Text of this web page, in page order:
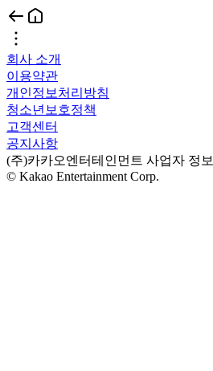
회사 소개
이용약관
개인정보처리방침
청소년보호정책
고객센터
공지사항
(주)카카오엔터테인먼트 사업자 정보
© Kakao Entertainment Corp.